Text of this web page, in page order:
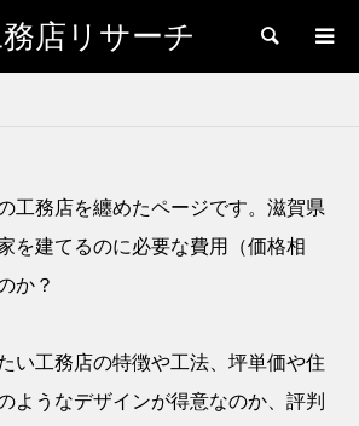
店リサーチ 検索
工務店を纏めたページです。滋賀県
を建てるのに必要な費用（価格相
か？
い工務店の特徴や工法、坪単価や住
ようなデザインが得意なのか、評判